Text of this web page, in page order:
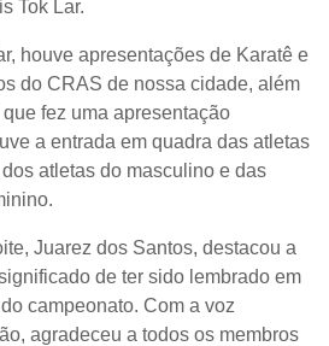
Tok Lar.
houve apresentações de Karatê e
do CRAS de nossa cidade, além
fez uma apresentação
a entrada em quadra das atletas
atletas do masculino e das
Juarez dos Santos, destacou a
de ter sido lembrado em
campeonato. Com a voz
agradeceu a todos os membros